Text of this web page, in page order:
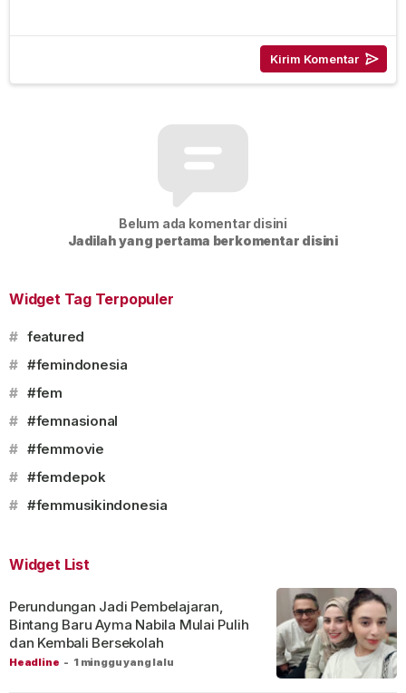
Belum ada komentar disini
Jadilah yang pertama berkomentar disini
Widget Tag Terpopuler
# featured
# #femindonesia
# #fem
# #femnasional
# #femmovie
# #femdepok
# #femmusikindonesia
Widget List
Headline - 1 minggu yang lalu
Perundungan Jadi Pembelajaran,
Bintang Baru Ayma Nabila Mulai Pulih
dan Kembali Bersekolah